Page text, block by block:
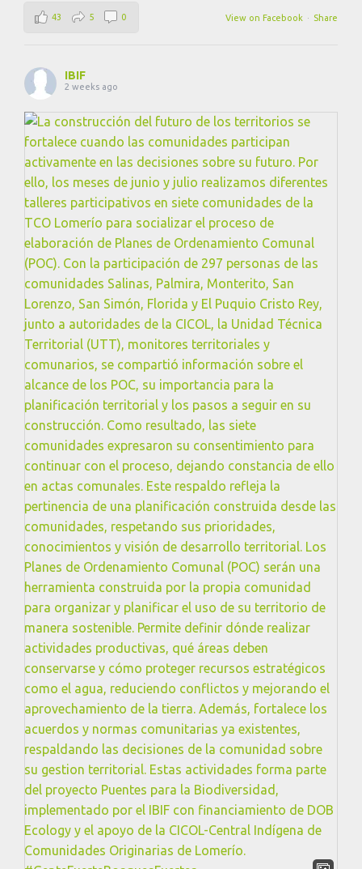
View on Facebook · Share
43 5 0
IBIF
2 weeks ago